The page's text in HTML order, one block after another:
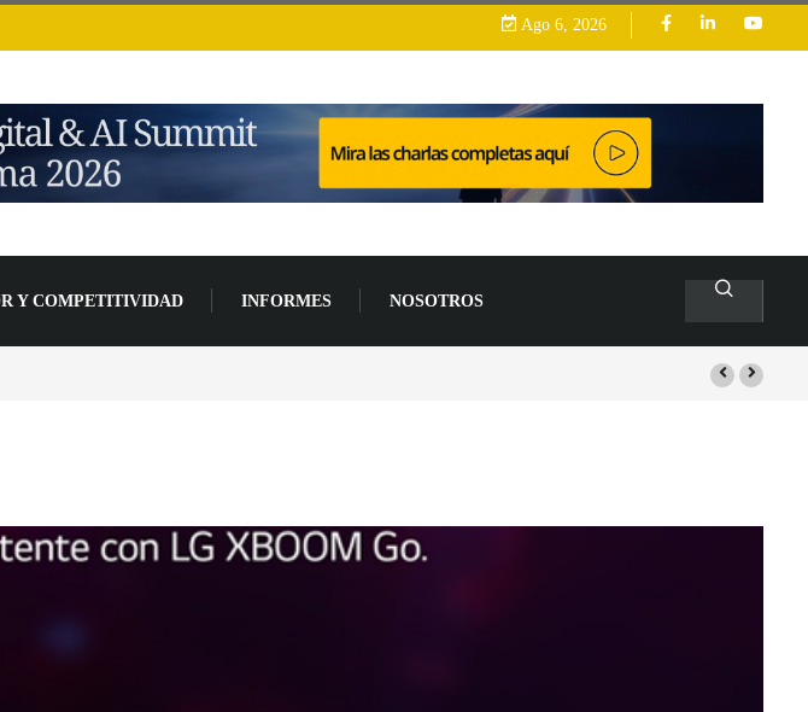
Ago 6, 2026
Y COMPETITIVIDAD INFORMES NOSOTROS